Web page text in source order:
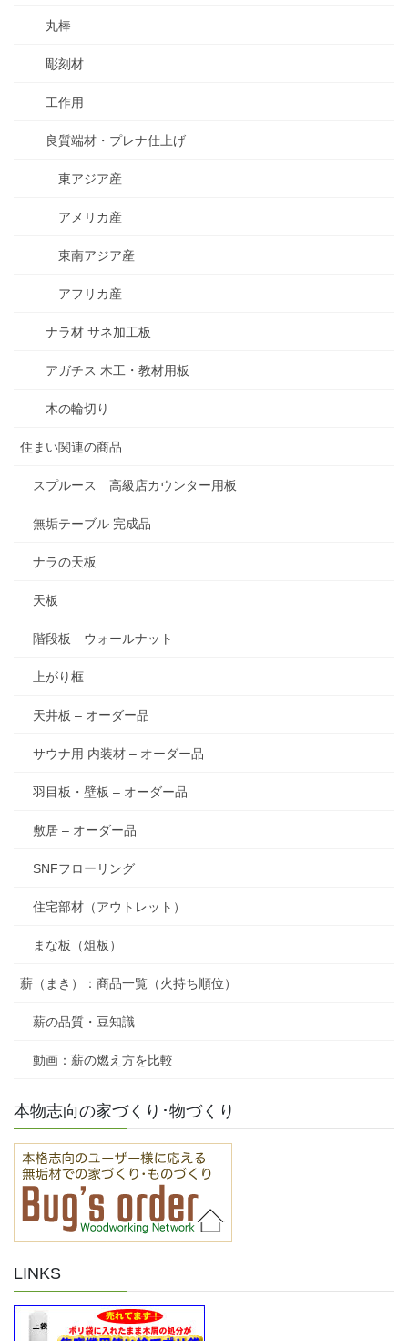
丸棒
彫刻材
工作用
良質端材・プレナ仕上げ
東アジア産
アメリカ産
東南アジア産
アフリカ産
ナラ材 サネ加工板
アガチス 木工・教材用板
木の輪切り
住まい関連の商品
スプルース 高級店カウンター用板
無垢テーブル 完成品
ナラの天板
天板
階段板 ウォールナット
上がり框
天井板 – オーダー品
サウナ用 内装材 – オーダー品
羽目板・壁板 – オーダー品
敷居 – オーダー品
SNFフローリング
住宅部材（アウトレット）
まな板（俎板）
薪（まき）：商品一覧（火持ち順位）
薪の品質・豆知識
動画：薪の燃え方を比較
本物志向の家づくり･物づくり
LINKS